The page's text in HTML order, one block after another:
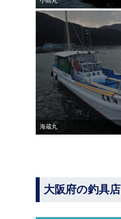
海蔵丸
大阪府の釣具店